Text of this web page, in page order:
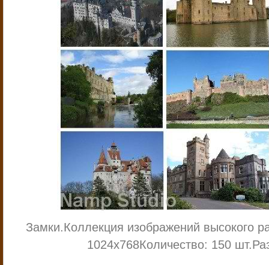
Замки.Коллекция изображений высокого
1024х768Количество: 150 шт.